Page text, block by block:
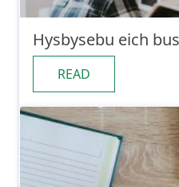
Hysbysebu eich
READ